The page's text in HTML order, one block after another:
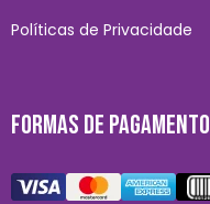
Políticas de Privacidade
FORMAS DE PAGAMENTO